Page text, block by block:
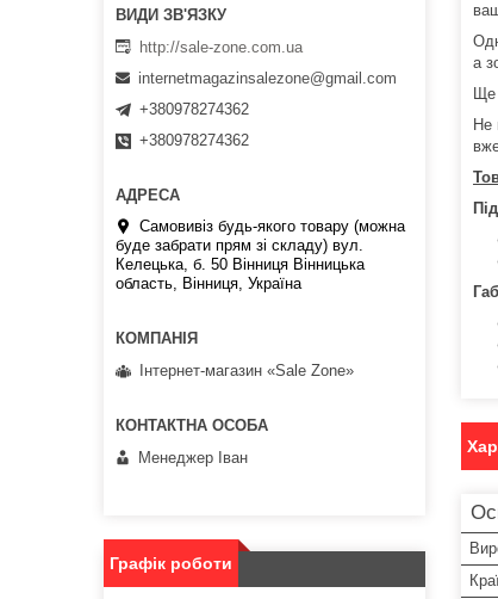
а
Ще
Не
http://sale-zone.com.ua
internetmagazinsalezone@gmail.com
+380978274362
+380978274362
Самовивіз будь-якого товару (можна
буде забрати прям зі складу) вул.
Келецька, б. 50 Вінниця Вінницька
область, Вінниця, Україна
Інтернет-магазин «Sale Zone»
Менеджер Іван
Графік роботи